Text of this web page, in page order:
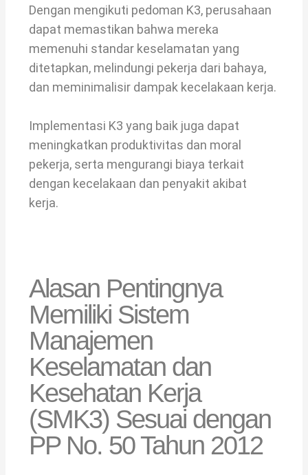
Dengan mengikuti pedoman K3, perusahaan
dapat memastikan bahwa mereka
memenuhi standar keselamatan yang
ditetapkan, melindungi pekerja dari bahaya,
dan meminimalisir dampak kecelakaan kerja.
Implementasi K3 yang baik juga dapat
meningkatkan produktivitas dan moral
pekerja, serta mengurangi biaya terkait
dengan kecelakaan dan penyakit akibat
kerja.
Alasan Pentingnya
Memiliki Sistem
Manajemen
Keselamatan dan
Kesehatan Kerja
(SMK3) Sesuai dengan
PP No. 50 Tahun 2012